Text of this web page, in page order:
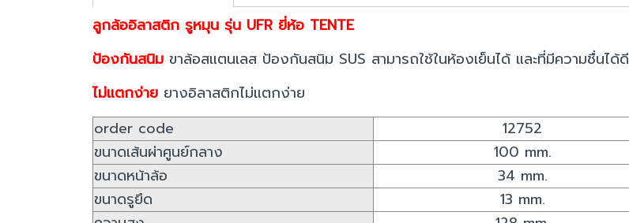
ลูกล้ออิลาสติก รูหมุน รุ่น UFR ยี่ห้อ TENTE
ป้องกันสนิม ขาล้อสแตนเลส ป้องกันสนิม SUS สามารถใช้ในห้องเย็นได้ และที่มีความชื่นได้ดี
ไม่แตกง่าย ยางอิลาสติกไม่แตกง่าย
order code
12752
ขนาดเส้นผ่าศูนย์กลาง
100 mm.
ขนาดหน้าล้อ
34 mm.
ขนาดรูยึด
13 mm.